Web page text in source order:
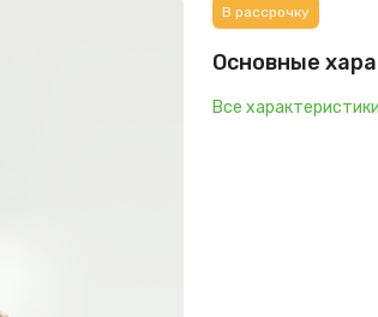
В рассрочку
Основные
Все характеристики